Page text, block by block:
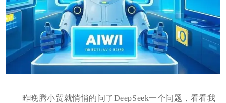
昨晚腾小贸就悄悄的问了DeepSeek一个问题，看看我